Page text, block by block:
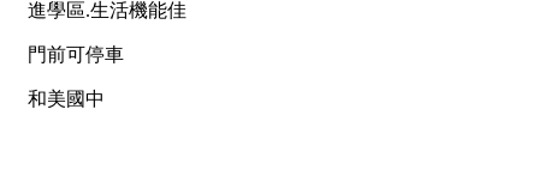
屏東縣
台東縣
樓層
不拘